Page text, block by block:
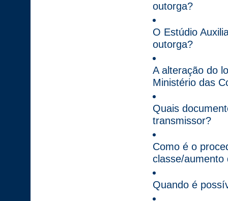
outorga?
O Estúdio
outorga?
A alteração do
Ministério das
Quais
transmissor?
Como é o
classe/aumento
Quando é